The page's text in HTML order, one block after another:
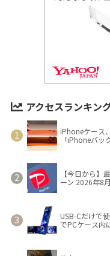
アクセスランキン
iPhoneケース
「iPhoneバッ
【今日から】
ーン 2026年8
USB-Cだけで
でPCケース内